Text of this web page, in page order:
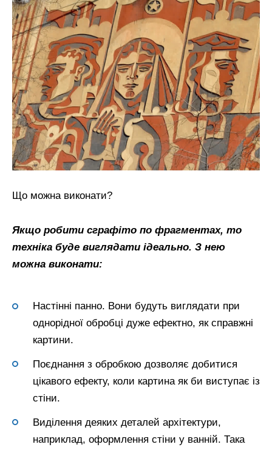
Що можна виконати?
Якщо робити сграфіто по фрагментах, то
техніка буде виглядати ідеально. З нею
можна виконати:
Настінні панно. Вони будуть виглядати при
однорідної обробці дуже ефектно, як справжні
картини.
Поєднання з обробкою дозволяє добитися
цікавого ефекту, коли картина як би виступає із
стіни.
Виділення деяких деталей архітектури,
наприклад, оформлення стіни у ванній. Така